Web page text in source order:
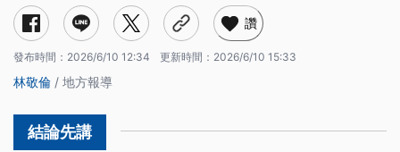
讚
發布時間： 2026/6/10 12:34 更新時間： 2026/6/10 15:33
林敬倫 / 地方報導